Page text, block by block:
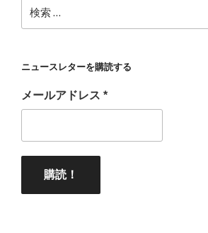
索:
ニュースレターを購読する
メールアドレス *